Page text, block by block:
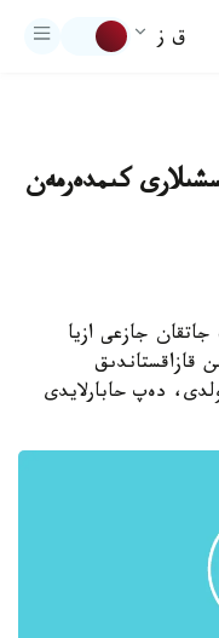
ق ز
بوكسشىلارى كىمدەرمەن
جاتقان جازعى ازيا
قازاقستاندىق
دەپ حابارلايدى